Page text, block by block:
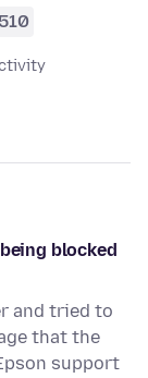
510
blocked
and tried to
that the
support